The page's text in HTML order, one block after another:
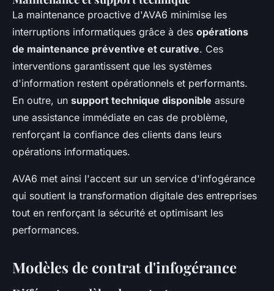
La maintenance proactive d'AVA6 minimise les
interruptions informatiques grâce à des opérations
de maintenance préventive et curative. Ces
interventions garantissent que les systèmes
d'information restent opérationnels et performants.
En outre, un support technique disponible assure
une assistance immédiate en cas de problème,
renforçant la confiance des clients dans leurs
opérations informatiques.
AVA6 met ainsi l'accent sur un service d'infogérance
qui soutient la transformation digitale des entreprises
tout en renforçant la sécurité et optimisant les
performances.
Modèles de contrat d'infogérance